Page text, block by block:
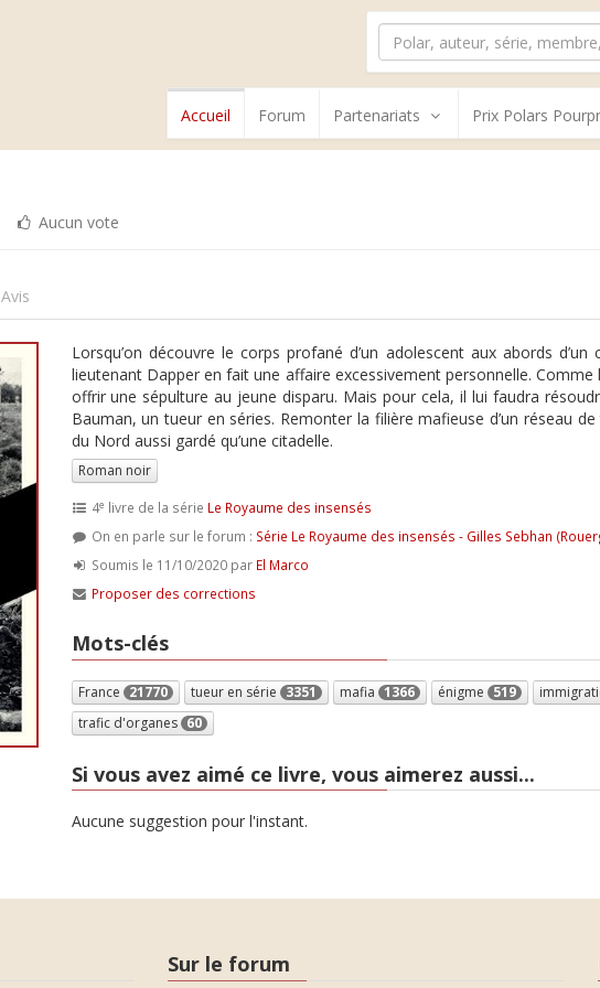
Accueil Forum Partenariats Prix Polars
Aucun vote
Avis
Lorsqu’on découvre le corps profané d’un adolescent aux abords
lieutenant Dapper en fait une affaire excessivement personnelle.
offrir une sépulture au jeune disparu. Mais pour cela, il lui faudra
Bauman, un tueur en séries. Remonter la filière mafieuse d’un réseau
du Nord aussi gardé qu’une citadelle.
Roman noir
4e livre de la série Le Royaume des insensés
On en parle sur le forum : Série Le Royaume des insensés - Gilles Sebhan
Soumis le 11/10/2020 par El Marco
Proposer des corrections
Mots-clés
France 21770 tueur en série 3351 mafia 1366 énigme 519
trafic d'organes 60
Si vous avez aimé ce livre, vous aimerez aussi...
Aucune suggestion pour l'instant.
Sur le forum